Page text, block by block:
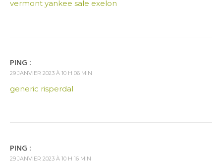
vermont yankee sale exelon
PING :
29 JANVIER 2023 À 10 H 06 MIN
generic risperdal
PING :
29 JANVIER 2023 À 10 H 16 MIN